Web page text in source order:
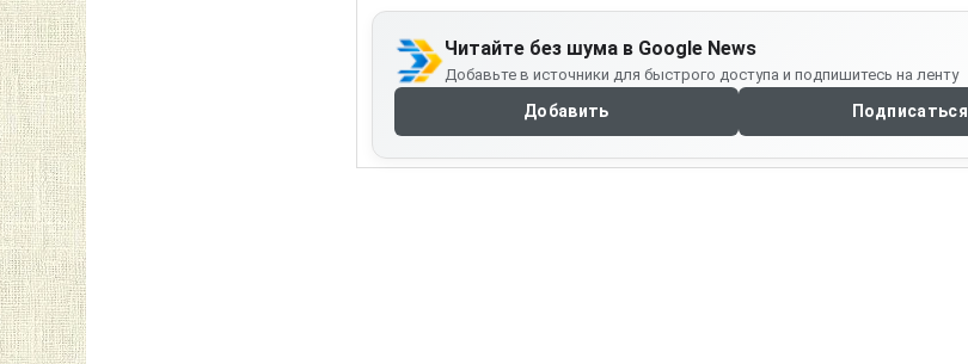
Читайте без шума в Google News
Добавьте в источники для быстрого доступа и подпишитесь на ленту
Добавить Подписаться